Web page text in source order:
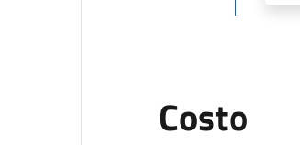
Costo